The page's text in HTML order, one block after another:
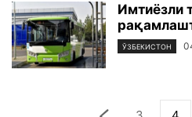
Имтиёзли
ЎЗБЕКИСТОН